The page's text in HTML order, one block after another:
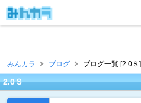
みんカラ ブログ ブログ一覧 [2.0Ｓ]
2.0Ｓ